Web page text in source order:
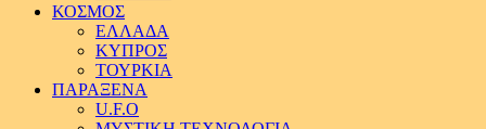
ΚΟΣΜΟΣ
ΕΛΛΑΔΑ
ΚΥΠΡΟΣ
ΤΟΥΡΚΙΑ
ΠΑΡΑΞΕΝΑ
U.F.O